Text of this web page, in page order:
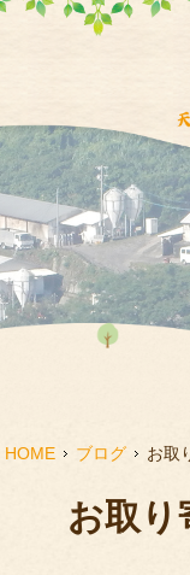
HOME ブログ お取
お取り